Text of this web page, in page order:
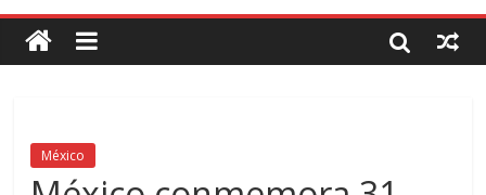
Pescadores y comuneros ikoots detienen la extracción ilegal de
material pétreo de gravera Oyamel
México